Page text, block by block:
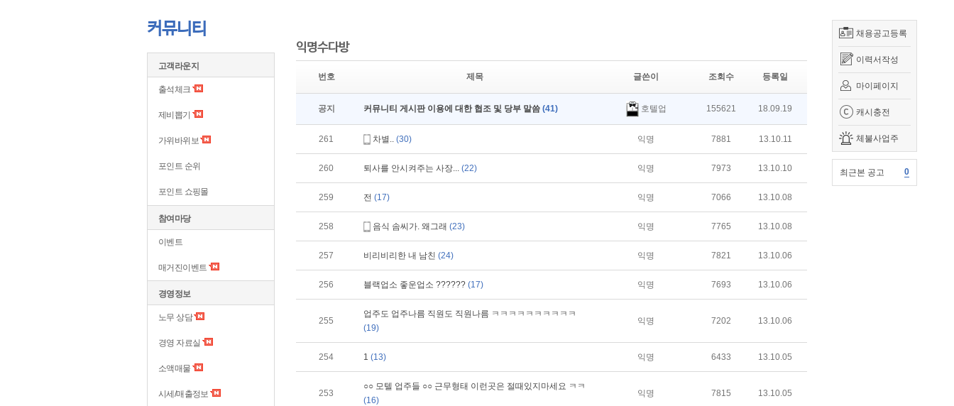
채용공고등록
이력서작성
마이페이지
캐시충전
체불사업주
최근본 공고 0
커뮤니티
고객라운지
출석체크
제비뽑기
가위바위보
포인트 순위
포인트 쇼핑몰
참여마당
이벤트
매거진이벤트
경영정보
노무 상담
경영 자료실
소액매물
시세/매출정보
익명수다방
번호 제목 글쓴이 조회수 등록일
공지 커뮤니티 게시판 이용에 대한 협조 및 당부 말씀 (41) 호텔업 155621 18.09.19
261 차별.. (30) 익명 7881 13.10.11
260 퇴사를 안시켜주는 사장... (22) 익명 7973 13.10.10
259 전 (17) 익명 7066 13.10.08
258 음식 솜씨가. 왜그래 (23) 익명 7765 13.10.08
257 비리비리한 내 남친 (24) 익명 7821 13.10.06
256 블랙업소 좋운업소 ?????? (17) 익명 7693 13.10.06
255
업주도 업주나름 직원도 직원나름 ㅋㅋㅋㅋㅋㅋㅋㅋㅋㅋ
(19)
익명 7202 13.10.06
254 1 (13) 익명 6433 13.10.05
253
○○ 모텔 업주들 ○○ 근무형태 이런곳은 절때있지마세요 ㅋㅋ
(16)
익명 7815 13.10.05